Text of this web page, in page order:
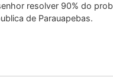
resolver 90% do
de Parauapebas.